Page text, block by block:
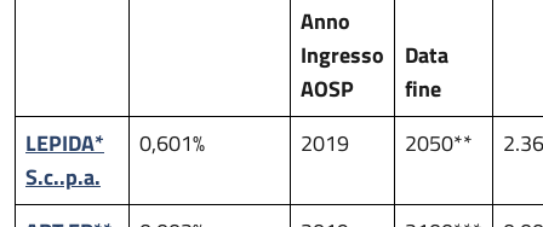
Anno
Ingresso
AOSP
Data
fine
LEPIDA*
S.c..p.a.
0,601% 2019 2050**